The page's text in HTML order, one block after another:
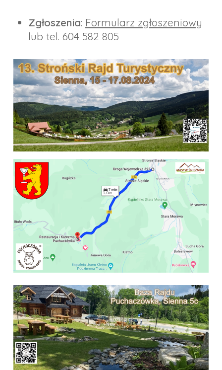
Zgłoszenia: Formularz zgłoszeniowy
lub tel. 604 582 805